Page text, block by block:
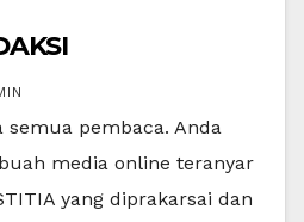
pembaca. Anda
media online teranyar
yang diprakarsai dan